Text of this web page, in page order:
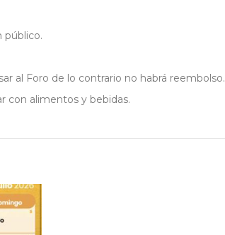
público.
al Foro de lo contrario no habrá reembolso.
con alimentos y bebidas.